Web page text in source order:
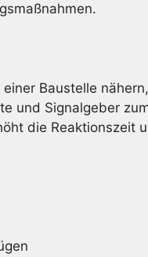
Baustelle
und Signalgeber
die Reaktionszeit